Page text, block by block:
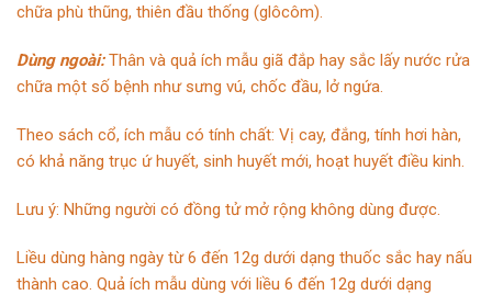
chữa phù thũng, thiên đầu thống (glôcôm).
Dùng ngoài:Thân và quả ích mẫu giã đắp hay sắc lấy nước rửa
chữa một số bệnh như sưng vú, chốc đầu, lở ngứa.
Theo sách cổ, ích mẫu có tính chất: Vị cay, đắng, tính hơi hàn,
có khả năng trục ứ huyết, sinh huyết mới, hoạt huyết điều kinh.
Lưu ý: Những người có đồng tử mở rộng không dùng được.
Liều dùng hàng ngày từ 6 đến 12g dưới dạng thuốc sắc hay nấu
thành cao. Quả ích mẫu dùng với liều 6 đến 12g dưới dạng